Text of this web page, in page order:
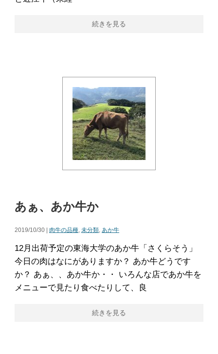
続きを見る
あぁ、あか牛か
2019/10/30 | 肉牛の品種, 未分類, あか牛
12月出荷予定の東海大学のあか牛「さくらそう」
今日の肉はなにがありますか？ あか牛どうです
か？ あぁ、、あか牛か・・ いろんな店であか牛を
メニューで見たり食べたりして、良
続きを見る